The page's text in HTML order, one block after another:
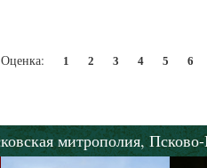
Оценка: 1 2 3 4 5 6
митрополия,